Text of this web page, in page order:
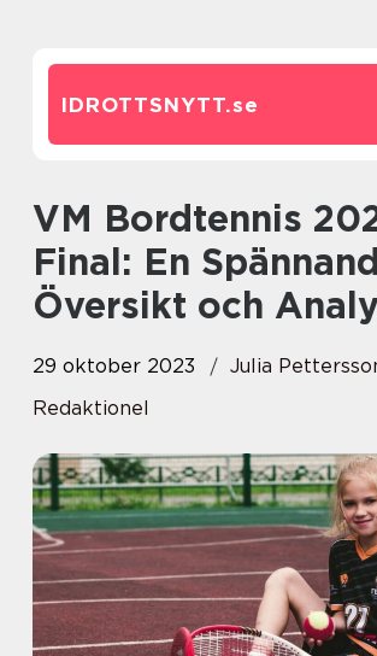
IDROTTSNYTT.se
VM Bordtennis 2021
Final: En
Översikt och
29 oktober 2023
Julia
Redaktionel